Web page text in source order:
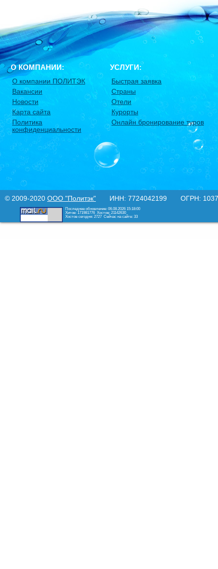
О КОМПАНИИ:
О компании ПОЛИТЭК
Вакансии
Новости
Карта сайта
Политика
конфиденциальности
УСЛУГИ:
Быстрая заявка
Страны
Отели
Курорты
Онлайн бронирование туров
© 2009-2020 ООО "Политэк" ИНН: 7724042199 ОГРН:
Последнее обновление: 06.08.2026 15:18:00
Хитов: 171981776 Хостов: 21142630
Хостов сегодня: 2727 Сейчас на сайте: 33